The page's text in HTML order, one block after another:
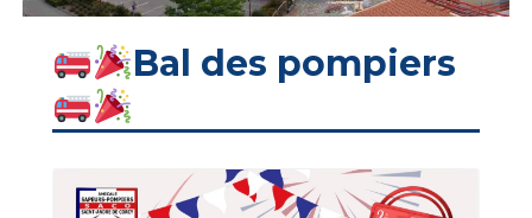
Bal des pompiers